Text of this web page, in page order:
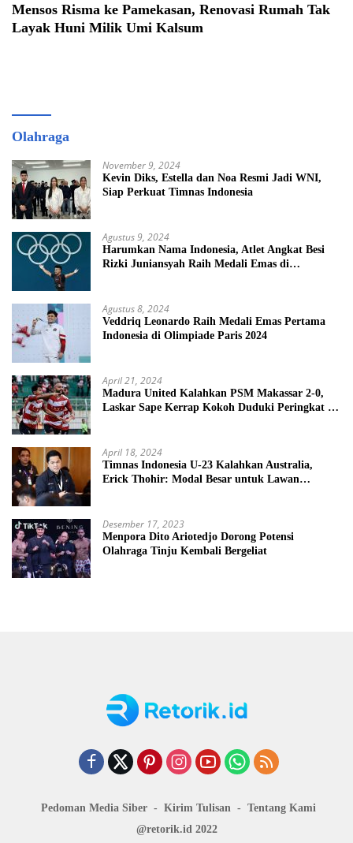
Mensos Risma ke Pamekasan, Renovasi Rumah Tak
Layak Huni Milik Umi Kalsum
Olahraga
November 9, 2024
Kevin Diks, Estella dan Noa Resmi Jadi WNI,
Siap Perkuat Timnas Indonesia
Agustus 9, 2024
Harumkan Nama Indonesia, Atlet Angkat Besi
Rizki Juniansyah Raih Medali Emas di
Agustus 8, 2024
Veddriq Leonardo Raih Medali Emas Pertama
Indonesia di Olimpiade Paris 2024
April 21, 2024
Madura United Kalahkan PSM Makassar 2-0,
Laskar Sape Kerrap Kokoh Duduki Peringkat 4
April 18, 2024
Timnas Indonesia U-23 Kalahkan Australia,
Erick Thohir: Modal Besar untuk Lawan
Desember 17, 2023
Menpora Dito Ariotedjo Dorong Potensi
Olahraga Tinju Kembali Bergeliat
Pedoman Media Siber Kirim Tulisan
Tentang Kami
@retorik.id 2022